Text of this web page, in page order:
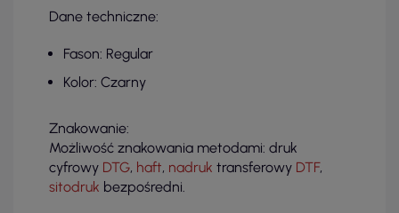
Dane techniczne:
Fason: Regular
Kolor: Czarny
Znakowanie:
Możliwość znakowania metodami: druk
cyfrowy DTG, haft, nadruk transferowy DTF,
sitodruk bezpośredni.